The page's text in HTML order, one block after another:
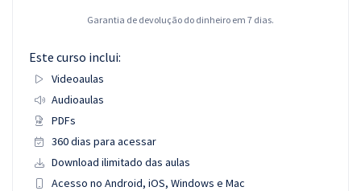
Garantia de devolução do dinheiro em 7 dias.
Este curso inclui:
Videoaulas
Audioaulas
PDFs
360 dias para acessar
Download ilimitado das aulas
Acesso no Android, iOS, Windows e Mac